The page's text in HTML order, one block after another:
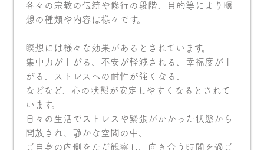
各々の宗教の伝統や修行の段階、目的等により瞑
想の種類や内容は様々です。
瞑想には様々な効果があるとされています。
集中力が上がる、不安が軽減される、幸福度が上
がる、ストレスへの耐性が強くなる、
などなど、心の状態が安定しやすくなるとされて
います。
日々の生活でストレスや緊張がかかった状態から
開放され、静かな空間の中、
ご自身の内側をただ観察し、向き合う時間を過ご